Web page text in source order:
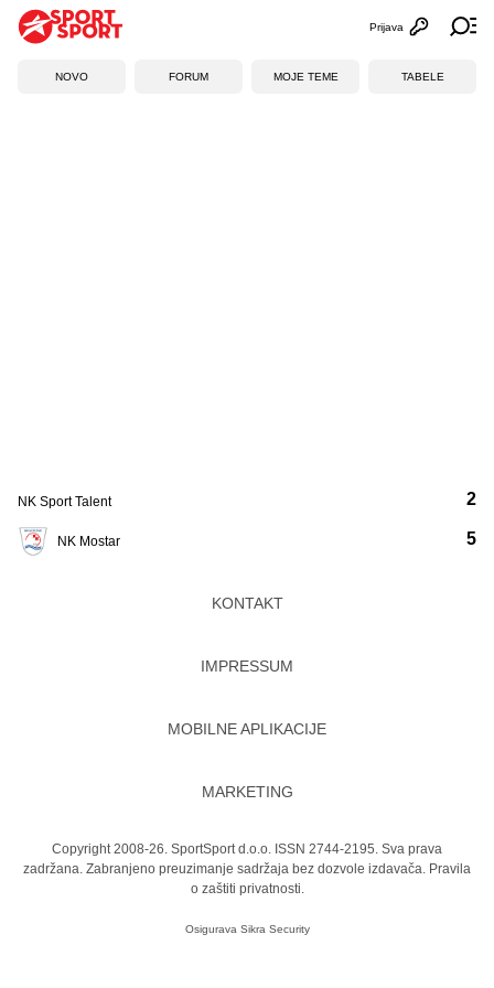
Otvori
Prijava
NOVO FORUM MOJE TEME TABELE
NK Sport Talent
NK Mostar
2
5
KONTAKT
IMPRESSUM
MOBILNE APLIKACIJE
MARKETING
Copyright 2008-26. SportSport d.o.o. ISSN 2744-2195. Sva prava
zadržana. Zabranjeno preuzimanje sadržaja bez dozvole izdavača. Pravila
o zaštiti privatnosti.
Osigurava Sikra Security